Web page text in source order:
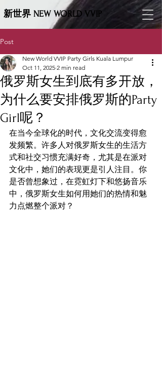
新世界 NEW WORLD VVIP
Post
俄罗斯女生到底有多开放，
为什么要安排俄罗斯的Party
Girl呢？
New World VVIP Party Girls Kuala Lumpur
Oct 11, 2025 2 min read
在当今全球化的时代，文化交流变得愈
发频繁。许多人对俄罗斯女生的生活方
式和社交习惯充满好奇，尤其是在派对
文化中，她们的表现更是引人注目。你
是否曾想象过，在霓虹灯下和悠扬音乐
中，俄罗斯女生如何用她们的热情和魅
力点燃整个派对？